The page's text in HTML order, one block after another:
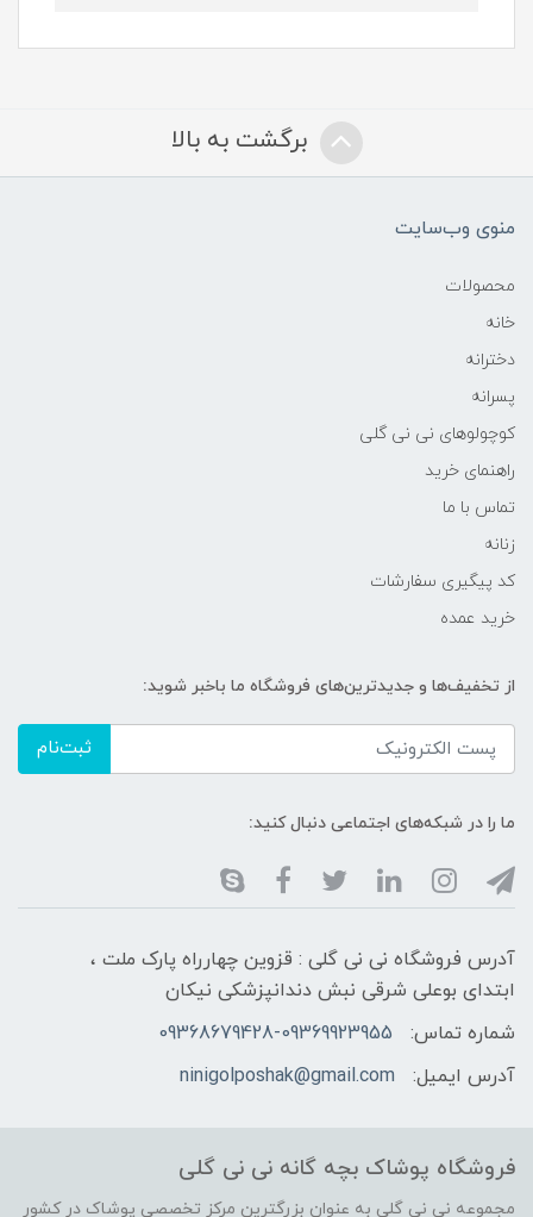
برگشت به بالا
منوی وب‌سایت
محصولات
خانه
دخترانه
پسرانه
کوچولوهای نی نی گلی
راهنمای خرید
تماس با ما
زنانه
کد پیگیری سفارشات
خرید عمده
از تخفیف‌ها و جدیدترین‌های فروشگاه ما باخبر شوید:
ثبت‌نام
ما را در شبکه‌های اجتماعی دنبال کنید:
آدرس فروشگاه نی نی گلی : قزوین چهارراه پارک ملت ،
ابتدای بوعلی شرقی نبش دندانپزشکی نیکان
شماره تماس:
09368679428-09369923955
آدرس ایمیل:
ninigolposhak@gmail.com
فروشگاه پوشاک بچه گانه نی نی گلی
مجموعه نی نی گلی به عنوان بزرگترین مرکز تخصصی پوشاک در کشور